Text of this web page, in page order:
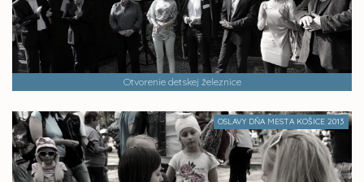
Otvorenie detskej železnice
OSLAVY DŇA MESTA KOŠICE 2013